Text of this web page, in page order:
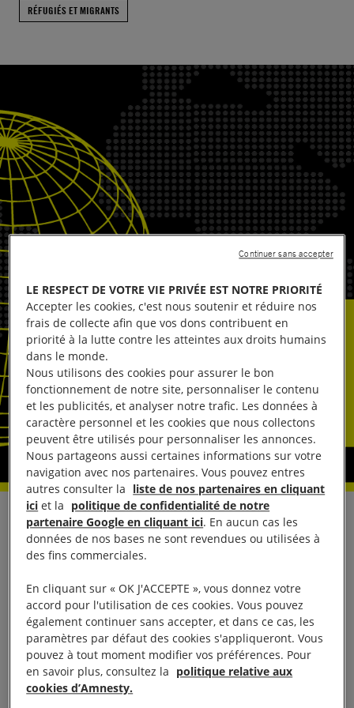
RÉFUGIÉS ET MIGRANTS
L’issue duSommet des dirigeants sur les réfugiés
convoqué par le président Obama à New York
répondre à la crise mondiale des réfugiés, a déclaré
Amnesty International mercredi 21 septembre.
Les responsables mondiaux ayant assisté au
sommetont renforcé leurs engagements en matière
de réinstallation, de financement humanitaire,
LE RESPECT DE VOTRE VIE PRIVÉE EST NOTRE PRIORITÉ
Accepter les cookies, c'est nous soutenir et réduire nos
frais de collecte afin que vos dons contribuent en
priorité à la lutte contre les atteintes aux droits humains
dans le monde.
Nous utilisons des cookies pour assurer le bon
fonctionnement de notre site, personnaliser le contenu
et les publicités, et analyser notre trafic. Les données à
caractère personnel et les cookies que nous collectons
peuvent être utilisés pour personnaliser les annonces.
Nous partageons aussi certaines informations sur votre
navigation avec nos partenaires. Vous pouvez entres
autres consulter la liste de nos partenaires en cliquant
ici et la politique de confidentialité de notre
partenaire Google en cliquant ici. En aucun cas les
données de nos bases ne sont revendues ou utilisées à
des fins commerciales.
En cliquant sur « OK J'ACCEPTE », vous donnez votre
accord pour l'utilisation de ces cookies. Vous pouvez
également continuer sans accepter, et dans ce cas, les
paramètres par défaut des cookies s'appliqueront. Vous
pouvez à tout moment modifier vos préférences. Pour
en savoir plus, consultez la politique relative aux
cookies d’Amnesty.
Continuer sans accepter